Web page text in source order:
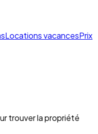
Locations vacancesPrix
trouver la propriété